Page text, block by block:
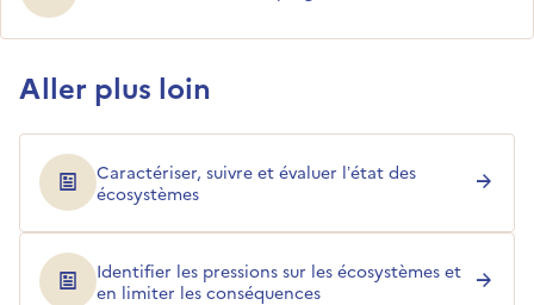
Aller plus loin
Caractériser, suivre et évaluer l’état des
écosystèmes
Identifier les pressions sur les écosystèmes et
en limiter les conséquences